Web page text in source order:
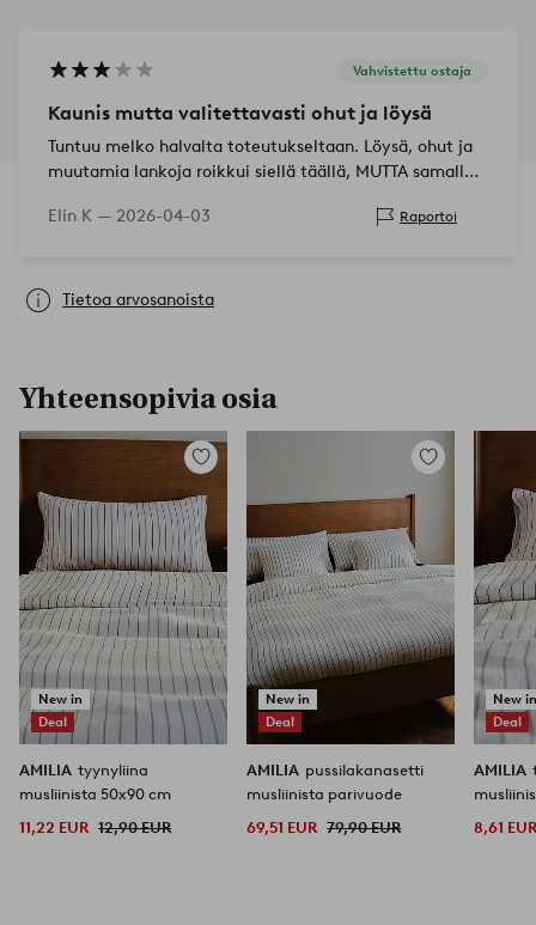
Vahvistettu ostaja
Kaunis mutta valitettavasti ohut ja löysä
Tuntuu melko halvalta toteutukseltaan. Löysä, ohut ja
muutamia lankoja roikkui siellä täällä, MUTTA samalla
Elin K — 2026-04-03 Raportoi
Tietoa arvosanoista
Yhteensopivia osia
New in
Deal
Lisää
AMILIA tyynyliina
musliinista 50x90 cm
11,22 EUR 12,90 EUR
New in
Deal
Lisää
AMILIA pussilakanasetti
musliinista parivuode
69,51 EUR 79,90 EUR
New
Deal
AMILIA
8,61